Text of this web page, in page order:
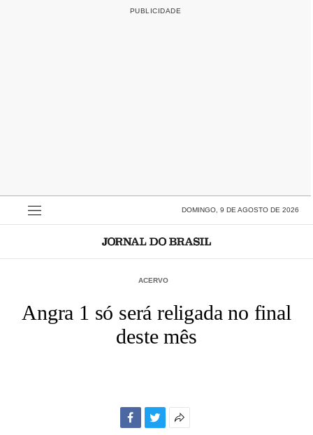
DOMINGO, 9 DE AGOSTO DE 2026
ACERVO
Angra 1 só será religada no final
deste mês